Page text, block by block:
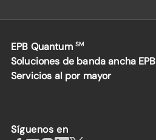
EPB Quantum SM
Soluciones de banda ancha EPB
Servicios al por mayor
Síguenos en